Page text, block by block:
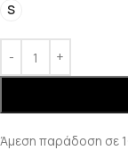
S
Άμεση παράδοση σε